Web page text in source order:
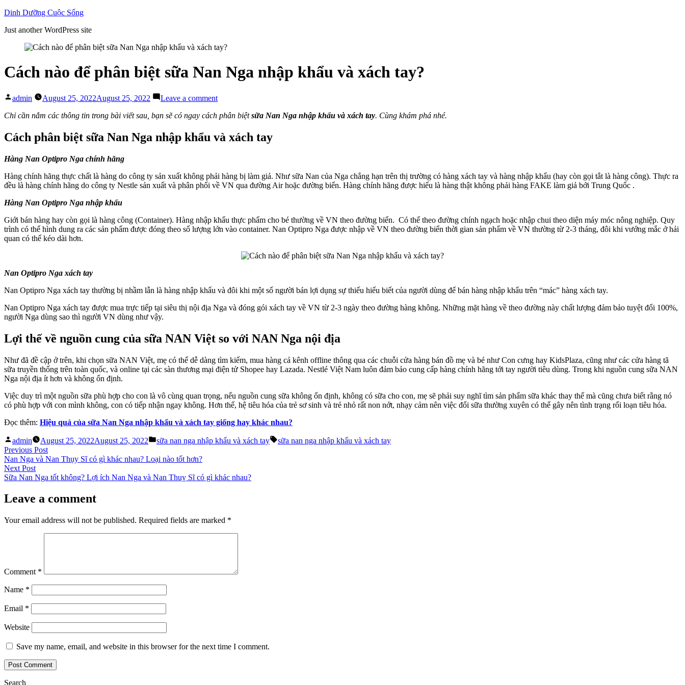
Skip
content
Dinh Dưỡng Cuộc Sống
Just another WordPress site
Cách nào để phân biệt sữa Nan Nga nhập khẩu và xách tay?
Posted
admin August 25, 2022August 25, 2022 Leave a commenton
nào
phân
biệt
nhập
khẩu
tay?
Chỉ cần nắm các thông tin trong bài viết sau, bạn sẽ có ngay cách phân biệtsữa Nan Nga nhập khẩu và xách tay. Cùng khám phá nhé.
Cách phân biệt sữa Nan Nga nhập khẩu và xách tay
Hàng Nan Optipro Nga chính hãng
Hàng chính hãng thực chất là hàng do công ty sản xuất không phải hàng bị làm giả. Như sữa Nan của Nga chẳng hạn trên thị trường có hàng xách tay và hàng nhập khẩu (hay còn gọi tắt là hàng công). Thực ra
đều là hàng chính hãng do công ty Nestle sản xuất và phân phối về VN qua đường Air hoặc đường biển. Hàng chính hãng được hiểu là hàng thật không phải hàng FAKE làm giả bới Trung Quốc .
Hàng Nan Optipro Nga nhập khẩu
Giới bán hàng hay còn gọi là hàng công (Container). Hàng nhập khẩu thực phẩm cho bé thường về VN theo đường biển. Có thể theo đường chính ngạch hoặc nhập chui theo diện máy móc nông nghiệp. Quy
trình có thể hình dung ra các sản phẩm được đóng theo số lượng lớn vào container. Nan Optipro Nga được nhập về VN theo đường biển thời gian sản phẩm về VN thường từ 2-3 tháng, đôi khi vướng mắc ở hải
quan có thể kéo dài hơn.
Nan Optipro Nga xách tay
Nan Optipro Nga xách tay thường bị nhầm lẫn là hàng nhập khẩu và đôi khi một số người bán lợi dụng sự thiếu hiểu biết của người dùng để bán hàng nhập khẩu trên “mác” hàng xách tay.
Nan Optipro Nga xách tay được mua trực tiếp tại siêu thị nội địa Nga và đóng gói xách tay về VN từ 2-3 ngày theo đường hàng không. Những mặt hàng về theo đường này chất lượng đảm bảo tuyệt đối 100%,
người Nga dùng sao thì người VN dùng như vậy.
Lợi thế về nguồn cung của sữa NAN Việt so với NAN Nga nội địa
Như đã đề cập ở trên, khi chọn sữa NAN Việt, mẹ có thể dễ dàng tìm kiếm, mua hàng cả kênh offline thông qua các chuỗi cửa hàng bán đồ mẹ và bé như Con cưng hay KidsPlaza, cũng như các cửa hàng tã
sữa truyền thống trên toàn quốc, và online tại các sàn thương mại điện tử Shopee hay Lazada. Nestlé Việt Nam luôn đảm bảo cung cấp hàng chính hãng tới tay người tiêu dùng. Trong khi nguồn cung sữa NAN
Nga nội địa ít hơn và không ổn định.
Việc duy trì một nguồn sữa phù hợp cho con là vô cùng quan trọng, nếu nguồn cung sữa không ổn định, không có sữa cho con, mẹ sẽ phải suy nghĩ tìm sản phẩm sữa khác thay thế mà cũng chưa biết rằng nó
có phù hợp với con mình không, con có tiếp nhận ngay không. Hơn thế, hệ tiêu hóa của trẻ sơ sinh và trẻ nhỏ rất non nớt, nhạy cảm nên việc đổi sữa thường xuyên có thể gây nên tình trạng rối loạn tiêu hóa.
Đọc thêm: Hiệu quả của sữa Nan Nga nhập khẩu và xách tay giống hay khác nhau?
Posted
by
admin August 25, 2022August 25, 2022
Posted
sữa nan nga nhập khẩu và xách tay Tags:
sữa nan nga nhập khẩu và xách tay
Post
navigation
Previous PostPrevious
post:
Nan Nga và Nan Thụy Sĩ có gì khác nhau? Loại nào tốt hơn?
Next PostNext
post:
Sữa Nan Nga tốt không? Lợi ích Nan Nga và Nan Thuỵ Sĩ có gì khác nhau?
Leave a comment
Your email address will not be published. Required fields are marked *
Comment *
Name *
Email *
Website
Save my name, email, and website in this browser for the next time I comment.
Search